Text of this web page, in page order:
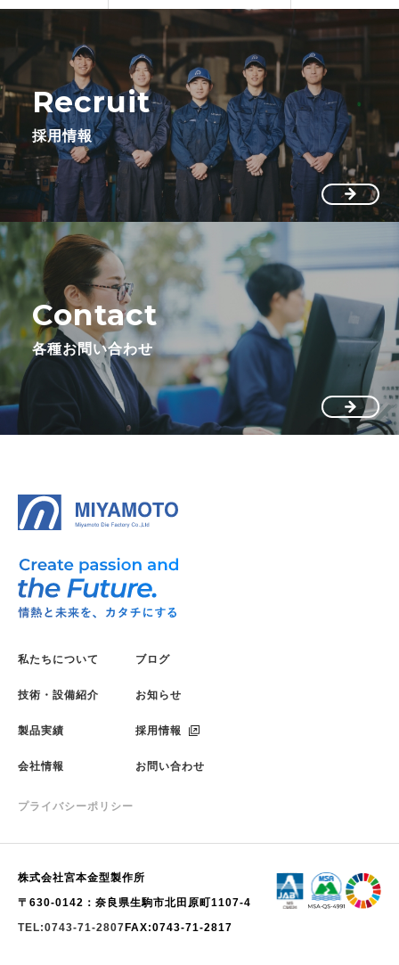
Recruit
採用情報
Contact
各種お問い合わせ
私たちについて
技術・設備紹介
製品実績
会社情報
ブログ
お知らせ
採用情報
お問い合わせ
プライバシーポリシー
株式会社宮本金型製作所
〒630-0142：奈良県生駒市北田原町1107-4
TEL:0743-71-2807 FAX:0743-71-2817